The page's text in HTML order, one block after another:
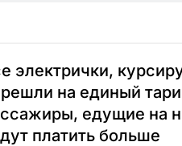
электрички,
на единый
едущие на
платить больше